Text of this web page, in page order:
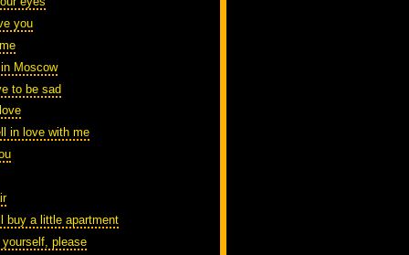
you
Moscow
to be sad
in love with me
buy a little apartment
please